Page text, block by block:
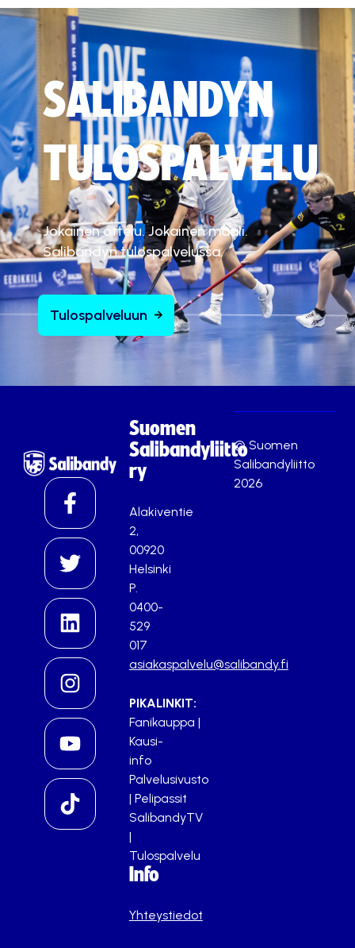
SALIBANDYN
TULOSPALVELU
Jokainen ottelu. Jokainen maali.
Salibandyn tulospalvelussa.
Tulospalveluun
Suomen
Salibandyliitto
ry
Alakiventie
2,
00920
Helsinki
P.
0400-
529
017
asiakaspalvelu@salibandy.fi
PIKALINKIT:
Fanikauppa |
Kausi-
info
Palvelusivusto
| Pelipassit
SalibandyTV
|
Tulospalvelu
Info
Yhteystiedot
© Suomen
Salibandyliitto
2026